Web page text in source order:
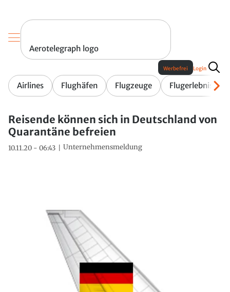
Aerotelegraph logo
Airlines Flughäfen Flugzeuge Flugerlebnis
Werbefrei Login
Reisende können sich in Deutschland von
Quarantäne befreien
10.11.20 - 06:43 Unternehmensmeldung